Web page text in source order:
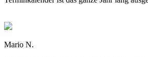
Mario N.